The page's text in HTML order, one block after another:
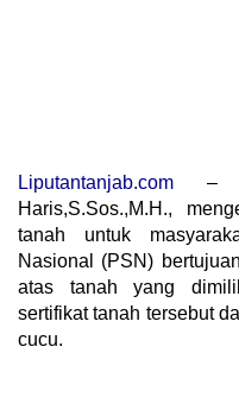
Liputantanjab.com –
Haris,S.Sos.,M.H.,
tanah untuk
Nasional (PSN)
atas tanah yang
sertifikat tanah tersebut
cucu.